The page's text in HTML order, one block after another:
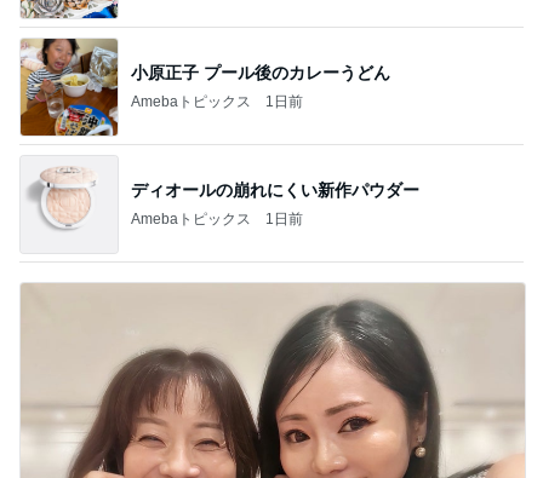
小原正子 プール後のカレーうどん
Amebaトピックス 1日前
ディオールの崩れにくい新作パウダー
Amebaトピックス 1日前